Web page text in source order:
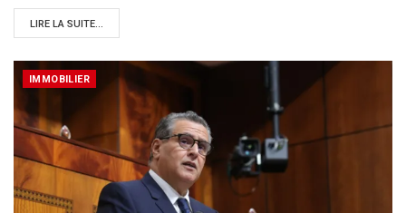
LIRE LA SUITE...
IMMOBILIER